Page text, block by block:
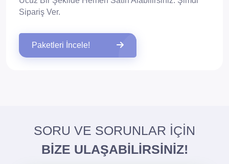
Sipariş Ver.
Paketleri İncele!
SORU VE SORUNLAR İÇİN
BİZE ULAŞABİLİRSİNİZ!